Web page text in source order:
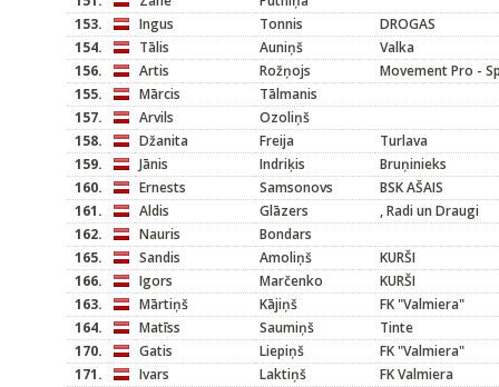
153.
Ingus Tonnis
DROGAS
154.
Tālis Auniņš
Valka
156.
Artis Rožņojs
Movement Pro -
155.
Mārcis
Tālmanis
157.
Arvils
Ozoliņš
158.
Džanita Freija
Turlava
159.
Jānis Indriķis
Bruņinieks
160.
Ernests Samsonovs
BSK AŠAIS
161.
Aldis Glāzers
, Radi un Draugi
162.
Nauris
Bondars
165.
Sandis Amoliņš
KURŠI
166.
Igors Marčenko
KURŠI
163.
Mārtiņš Kājiņš
FK "Valmiera"
164.
Matīss Saumiņš
Tinte
170.
Gatis Liepiņš
FK "Valmiera"
171.
Ivars Laktiņš
FK Valmiera